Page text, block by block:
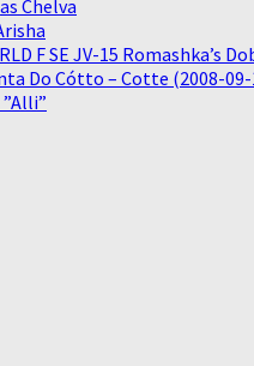
Chelva
F SE JV-15 Romashka’s
Do Cótto – Cotte (2008-